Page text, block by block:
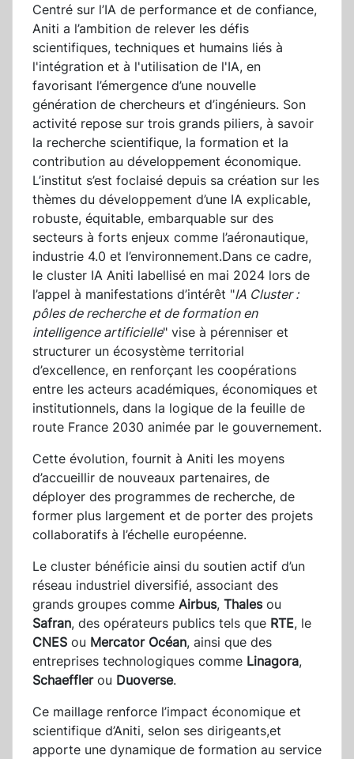
Centré sur l’IA de performance et de confiance,
Aniti a l’ambition de relever les défis
scientifiques, techniques et humains liés à
l'intégration et à l'utilisation de l'IA, en
favorisant l’émergence d’une nouvelle
génération de chercheurs et d’ingénieurs. Son
activité repose sur trois grands piliers, à savoir
la recherche scientifique, la formation et la
contribution au développement économique.
L’institut s’est foclaisé depuis sa création sur les
thèmes du développement d’une IA explicable,
robuste, équitable, embarquable sur des
secteurs à forts enjeux comme l’aéronautique,
industrie 4.0 et l’environnement.Dans ce cadre,
le cluster IA Aniti labellisé en mai 2024 lors de
l’appel à manifestations d’intérêt "IA Cluster :
pôles de recherche et de formation en
intelligence artificielle" vise à pérenniser et
structurer un écosystème territorial
d’excellence, en renforçant les coopérations
entre les acteurs académiques, économiques et
institutionnels, dans la logique de la feuille de
route France 2030 animée par le gouvernement.
Cette évolution, fournit à Aniti les moyens
d’accueillir de nouveaux partenaires, de
déployer des programmes de recherche, de
former plus largement et de porter des projets
collaboratifs à l’échelle européenne.
Le cluster bénéficie ainsi du soutien actif d’un
réseau industriel diversifié, associant des
grands groupes comme Airbus, Thalesou
Safran, des opérateurs publics tels que RTE, le
CNES ou Mercator Océan, ainsi que des
entreprises technologiques comme Linagora,
Schaefflerou Duoverse.
Ce maillage renforce l’impact économique et
scientifique d’Aniti, selon ses dirigeants,et
apporte une dynamique de formation au service